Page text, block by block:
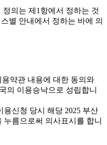
의는 제1항에서 정하는 것
별 안내에서 정하는 바에 의
약관 내용에 대한 동의와
의 이용승낙으로 성립합니
신청 당시 해당 2025 부산
름으로써 의사표시를 합니